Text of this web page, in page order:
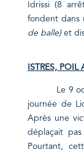
Idrissi (8
fondent dans
de balle)et
ISTRES, POIL
Le 9
journée de
Après une
déplaçait
Pourtant,